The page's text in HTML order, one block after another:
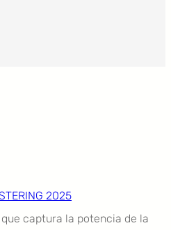
2025
captura la potencia de la